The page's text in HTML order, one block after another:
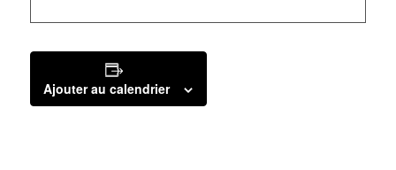
Ajouter au calendrier